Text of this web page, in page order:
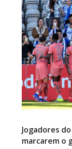
Jogadores
marcarem o